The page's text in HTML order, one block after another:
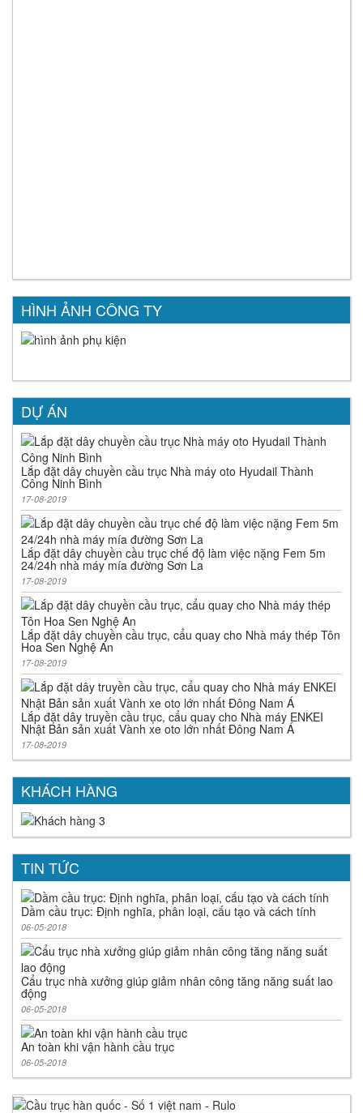
HÌNH ẢNH CÔNG TY
DỰ ÁN
Lắp đặt dây chuyền cầu trục Nhà máy oto Hyudail Thành
Công Ninh Bình
17-08-2019
Lắp đặt dây chuyền cầu trục chế độ làm việc nặng Fem 5m
24/24h nhà máy mía đường Sơn La
17-08-2019
Lắp đặt dây chuyền cầu trục, cẩu quay cho Nhà máy thép Tôn
Hoa Sen Nghệ An
17-08-2019
Lắp đặt dây truyền cầu trục, cẩu quay cho Nhà máy ENKEI
Nhật Bản sản xuất Vành xe oto lớn nhất Đông Nam Á
17-08-2019
KHÁCH HÀNG
TIN TỨC
Dầm cầu trục: Định nghĩa, phân loại, cấu tạo và cách tính
06-05-2018
Cẩu trục nhà xưởng giúp giảm nhân công tăng năng suất lao
động
06-05-2018
An toàn khi vận hành cầu trục
06-05-2018